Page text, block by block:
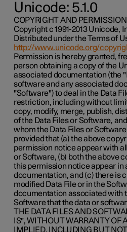
Unicode: 5.1.0
COPYRIGHT AND
Copyright c 1991-2013 Unicode,
Distributed under the Terms of
http://www.unicode.org/
Permission is hereby granted,
person obtaining a copy of the
associated documentation (the
software and any associated
"Software") to deal in the Data
restriction, including without
copy, modify, merge, publish,
of the Data Files or Software,
whom the Data Files or
provided that (a) the above
permission notice appear with
or Software, (b) both the above
this permission notice appear in
documentation, and (c) there is
modified Data File or in the
documentation associated with
Software that the data or
THE DATA FILES AND
IS", WITHOUT WARRANTY OF
IMPLIED, INCLUDING BUT